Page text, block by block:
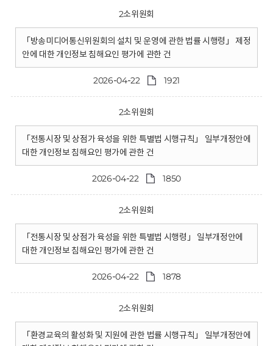
2소위원회
「방송미디어통신위원회의 설치 및 운영에 관한 법률 시행령」 제정
안에 대한 개인정보 침해요인 평가에 관한 건
2026-04-22 1921
2소위원회
「전통시장 및 상점가 육성을 위한 특별법 시행규칙」 일부개정안에
대한 개인정보 침해요인 평가에 관한 건
2026-04-22 1850
2소위원회
「전통시장 및 상점가 육성을 위한 특별법 시행령」 일부개정안에
대한 개인정보 침해요인 평가에 관한 건
2026-04-22 1878
2소위원회
「환경교육의 활성화 및 지원에 관한 법률 시행규칙」 일부개정안에